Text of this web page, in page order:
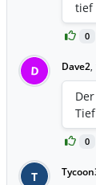
0
tief
D Dave2,
0
T